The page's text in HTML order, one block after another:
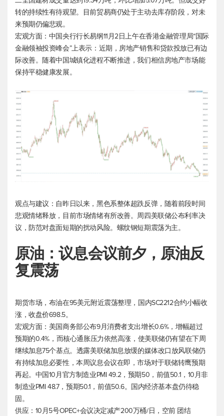
转的持续性有待观望。目前贸易商仍处于主动去库存阶段，对未
来预期仍偏悲观。
宏观方面：中国央行行长易纲11月2日上午在香港金融管理局“国际
金融领袖投资峰会”上表示：近期，房地产销售和贷款投放已有边
际改善。随着中国城镇化进程不断推进，我们相信房地产市场能
保持平稳健康发展。
观点与建议：自昨日以来，黑色系整体超跌反弹，随着前段时间
悲观情绪释放，目前市场情绪有所改善。周四美联储公布利率决
议，防范对盘面短期的扰动风险。螺纹钢短期震荡为主。
原油：议息会议前夕，原油反
复震荡
期货市场，布油在95美元附近震荡整理，国内SC2212合约小幅收
涨，收盘价698.5。
宏观方面：美国商务部公布9月消费者支出增长0.6%，增幅超过
预期的0.4%，而核心通胀压力依然高涨，使美联储仍有望在下周
继续加息75个基点。透露美联储加息放缓的媒体改口放风联储仍
有持续加息必要性，本周议息会议在即，市场对于联储转鹰预期
再起。中国10月官方制造业PMI 49.2，预期50，前值50.1，10月非
制造业PMI 48.7，预期50.1，前值50.6。国内经济基本盘仍待稳
固。
供应：10月5号OPEC+会议决定减产200万桶/日，空前 团结